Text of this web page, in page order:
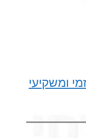
ומשקיעי